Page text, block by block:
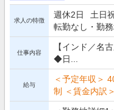
求人の特徴
週休2日 土日
転勤なし・勤
仕事内容
【インド／名
◆日...
給与
＜予定年収＞
制 ＜賃金内訳